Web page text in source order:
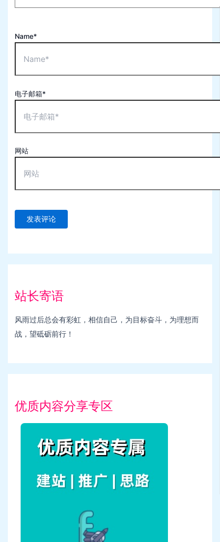
Name*
电子邮箱*
网站
站长寄语
风雨过后总会有彩虹，相信自己，为目标奋斗，为理想而
战，望砥砺前行！
优质内容分享专区